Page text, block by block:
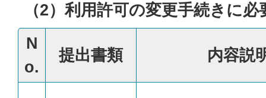
（2）利用許可の変更手続きに必
N
o.
提出書類 内容説